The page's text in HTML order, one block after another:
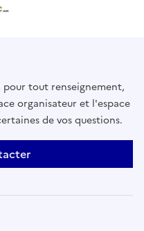
pour tout renseignement,
organisateur et l'espace
de vos questions.